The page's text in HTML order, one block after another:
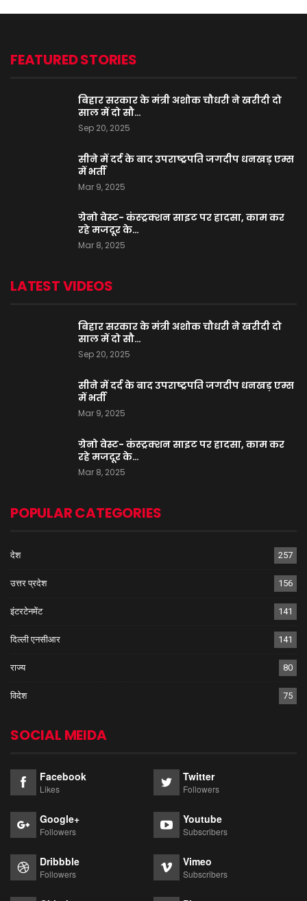
FEATURED STORIES
बिहार सरकार के मंत्री अशोक चौधरी ने खरीदी दो
साल में दो सौ…
Sep 20, 2025
सीने में दर्द के बाद उपराष्ट्रपति जगदीप धनखड़ एम्स
में भर्ती
Mar 9, 2025
ग्रेनो वेस्ट- कंस्ट्रक्शन साइट पर हादसा, काम कर
रहे मजदूर के…
Mar 8, 2025
LATEST VIDEOS
बिहार सरकार के मंत्री अशोक चौधरी ने खरीदी दो
साल में दो सौ…
Sep 20, 2025
सीने में दर्द के बाद उपराष्ट्रपति जगदीप धनखड़ एम्स
में भर्ती
Mar 9, 2025
ग्रेनो वेस्ट- कंस्ट्रक्शन साइट पर हादसा, काम कर
रहे मजदूर के…
Mar 8, 2025
POPULAR CATEGORIES
देश 257
उत्तर प्रदेश 156
इंटरटेनमेंट 141
दिल्ली एनसीआर 141
राज्य 80
विदेश 75
SOCIAL MEIDA
Facebook
Likes
Twitter
Followers
Google+
Followers
Youtube
Subscribers
Dribbble
Followers
Vimeo
Subscribers